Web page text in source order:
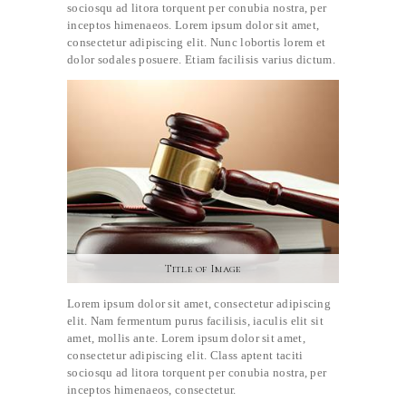
sociosqu ad litora torquent per conubia nostra, per
inceptos himenaeos. Lorem ipsum dolor sit amet,
consectetur adipiscing elit. Nunc lobortis lorem et
dolor sodales posuere. Etiam facilisis varius dictum.
Title of Image
Lorem ipsum dolor sit amet, consectetur adipiscing
elit. Nam fermentum purus facilisis, iaculis elit sit
amet, mollis ante. Lorem ipsum dolor sit amet,
consectetur adipiscing elit. Class aptent taciti
sociosqu ad litora torquent per conubia nostra, per
inceptos himenaeos, consectetur.